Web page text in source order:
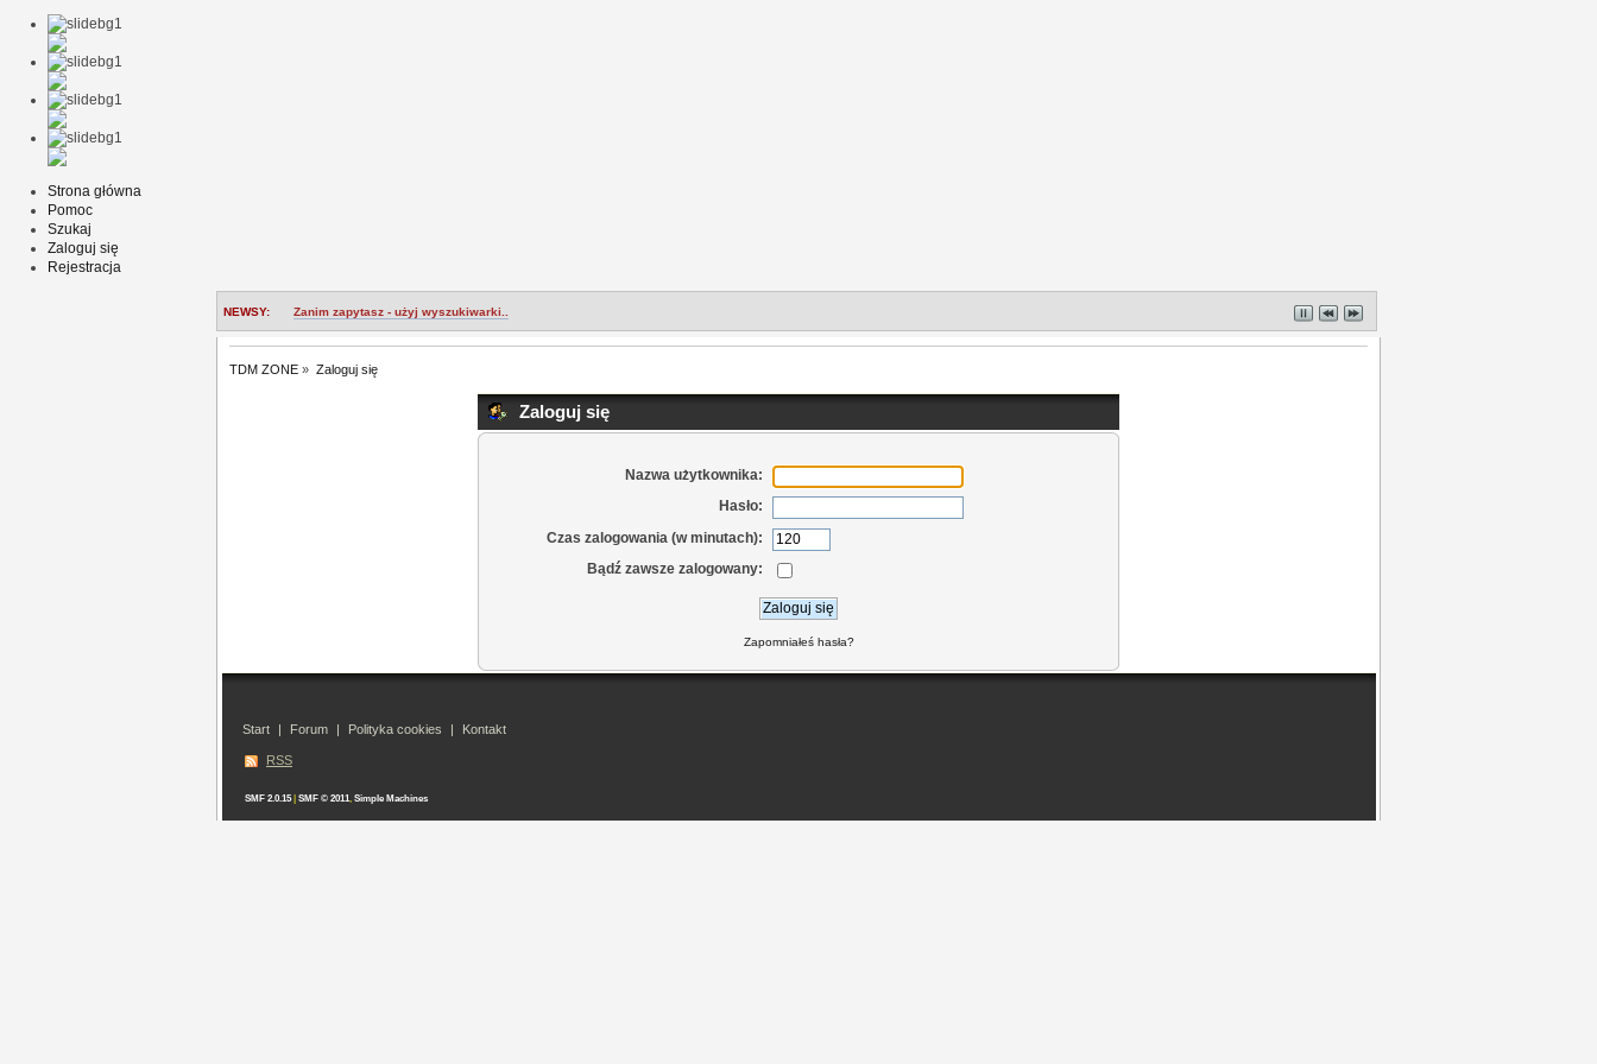
Strona główna
Pomoc
Szukaj
Zaloguj się
Rejestracja
NEWSY: Zanim zapytasz - użyj wyszukiwarki..
TDM ZONE » Zaloguj się
Zaloguj się
Nazwa użytkownika:
Hasło:
Czas zalogowania (w minutach):
Bądź zawsze zalogowany:
Zapomniałeś hasła?
Start Forum Polityka cookies Kontakt
RSS
SMF 2.0.15| SMF © 2011, Simple Machines